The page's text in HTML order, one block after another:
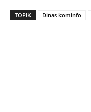
TOPIK Dinas kominfo